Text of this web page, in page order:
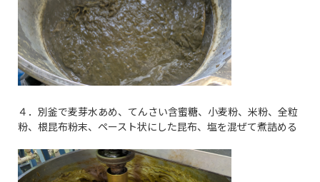
４．別釜で麦芽水あめ、てんさい含蜜糖、小麦粉、米粉、全粒
粉、根昆布粉末、ペースト状にした昆布、塩を混ぜて煮詰める